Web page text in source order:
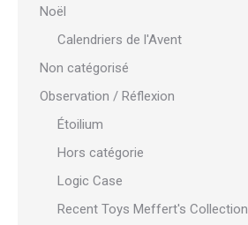
Noël
Calendriers de l'Avent
Non catégorisé
Observation / Réflexion
Étoilium
Hors catégorie
Logic Case
Recent Toys Meffert's Collection